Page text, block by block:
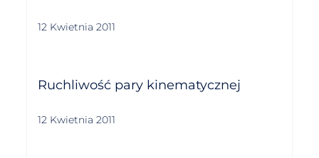
12 Kwietnia 2011
Ruchliwość pary kinematycznej
12 Kwietnia 2011